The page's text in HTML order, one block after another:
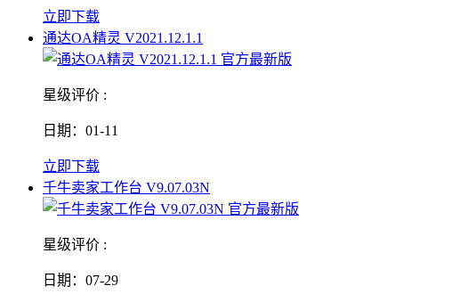
立即下载
通达OA精灵 V2021.12.1.1
星级评价 :
日期：01-11
立即下载
千牛卖家工作台 V9.07.03N
星级评价 :
日期：07-29